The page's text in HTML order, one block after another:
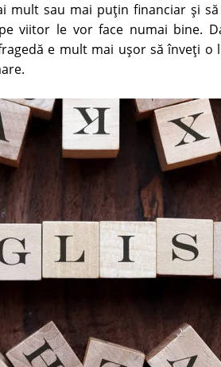
mult sau mai puţin financiar şi
viitor le vor face numai bine.
e mult mai uşor să înveţi o